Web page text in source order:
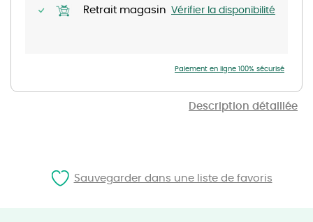
Description détaillée
Retrait magasin Vérifier la disponibilité
Paiement en ligne 100% sécurisé
Sauvegarder dans une liste de favoris